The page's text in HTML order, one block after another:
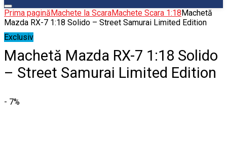
Prima paginăMachete la ScaraMachete Scara 1:18Machetă
Mazda RX-7 1:18 Solido – Street Samurai Limited Edition
Exclusiv
Machetă Mazda RX-7 1:18 Solido
– Street Samurai Limited Edition
- 7%